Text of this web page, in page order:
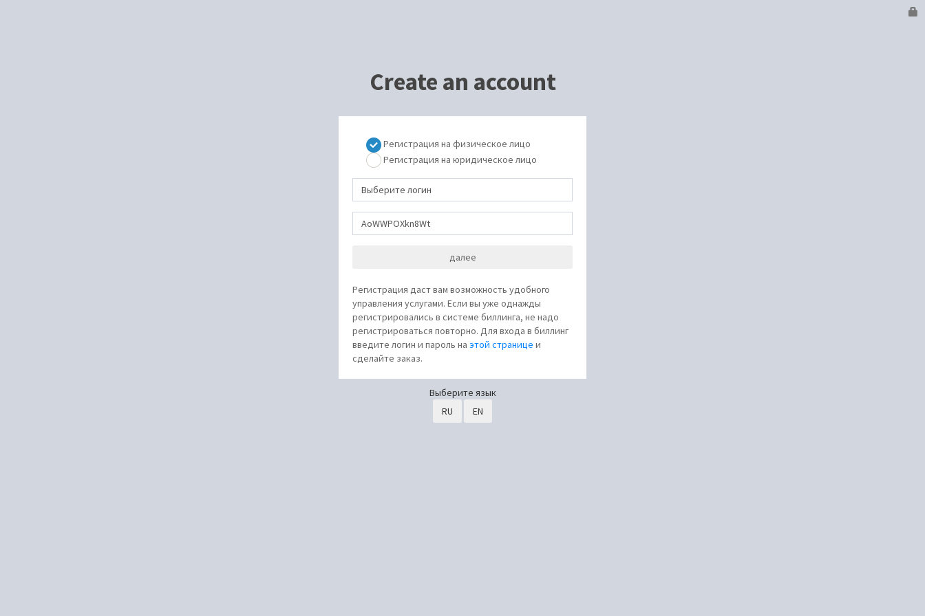
Create an account
Регистрация на физическое лицо
Регистрация на юридическое лицо
Регистрация даст вам возможность удобного
управления услугами. Если вы уже однажды
регистрировались в системе биллинга, не надо
регистрироваться повторно. Для входа в биллинг
введите логин и пароль на этой странице и
сделайте заказ.
Выберите язык